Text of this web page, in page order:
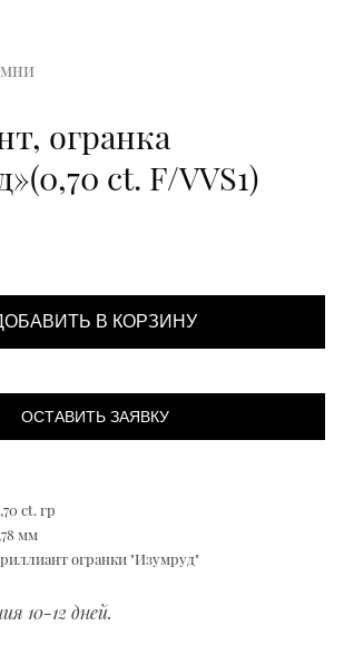
огранка
ct. F/VVS1)
В КОРЗИНУ
ОСТАВИТЬ ЗАЯВКУ
ct. гр
мм
огранки "Изумруд"
10-12 дней.